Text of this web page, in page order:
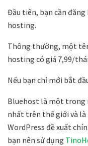
Đầu tiên, bạn cần
hosting.
Thông thường, một
hosting có giá 7,99/
Nếu bạn chỉ mới bắt
Bluehost là một trong
nhất trên thế giới và là
WordPress đề xuất
bạn nên sử dụng